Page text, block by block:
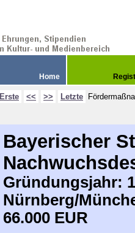
Home
Erste << >> Letzte
Bayerischer
Gründungsjahr:
Nürnberg/
66.000 EUR